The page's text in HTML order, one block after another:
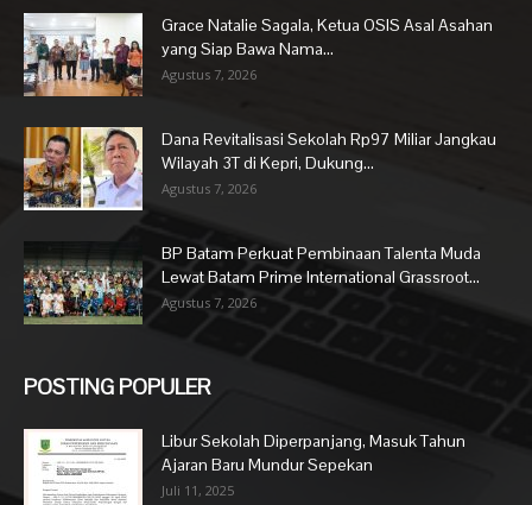
Grace Natalie Sagala, Ketua OSIS Asal Asahan
yang Siap Bawa Nama...
Agustus 7, 2026
Dana Revitalisasi Sekolah Rp97 Miliar Jangkau
Wilayah 3T di Kepri, Dukung...
Agustus 7, 2026
BP Batam Perkuat Pembinaan Talenta Muda
Lewat Batam Prime International Grassroot...
Agustus 7, 2026
POSTING POPULER
Libur Sekolah Diperpanjang, Masuk Tahun
Ajaran Baru Mundur Sepekan
Juli 11, 2025